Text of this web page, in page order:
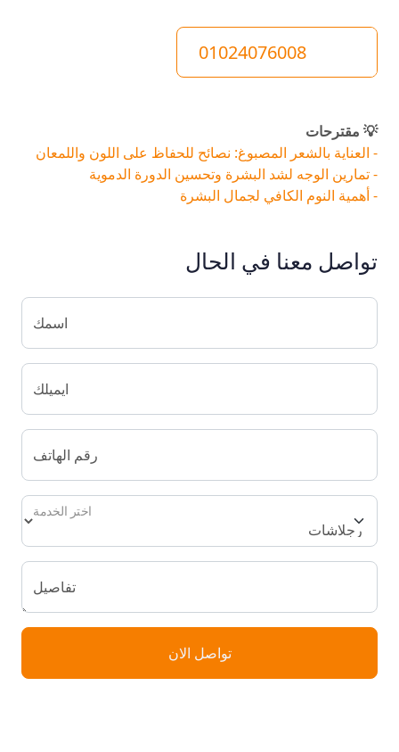
01024076008
💡 مقترحات
- العناية بالشعر المصبوغ: نصائح للحفاظ على اللون واللمعان
- تمارين الوجه لشد البشرة وتحسين الدورة الدموية
- أهمية النوم الكافي لجمال البشرة
تواصل معنا في الحال
اسمك
ايميلك
رقم الهاتف
اختر الخدمة
تفاصيل
تواصل الان